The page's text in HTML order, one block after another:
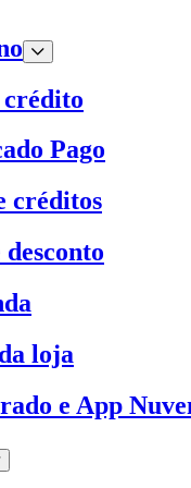
crédito
Pago
créditos
loja
e App